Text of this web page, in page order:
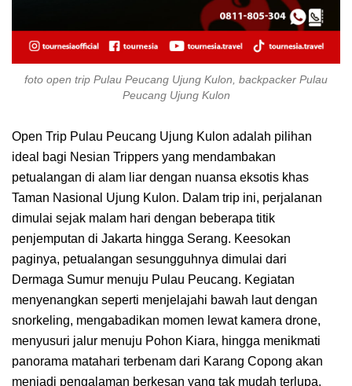
foto open trip Pulau Peucang Ujung Kulon, backpacker Pulau
Peucang Ujung Kulon
Open Trip Pulau Peucang Ujung Kulon adalah pilihan
ideal bagi Nesian Trippers yang mendambakan
petualangan di alam liar dengan nuansa eksotis khas
Taman Nasional Ujung Kulon. Dalam trip ini, perjalanan
dimulai sejak malam hari dengan beberapa titik
penjemputan di Jakarta hingga Serang. Keesokan
paginya, petualangan sesungguhnya dimulai dari
Dermaga Sumur menuju Pulau Peucang. Kegiatan
menyenangkan seperti menjelajahi bawah laut dengan
snorkeling, mengabadikan momen lewat kamera drone,
menyusuri jalur menuju Pohon Kiara, hingga menikmati
panorama matahari terbenam dari Karang Copong akan
menjadi pengalaman berkesan yang tak mudah terlupa.